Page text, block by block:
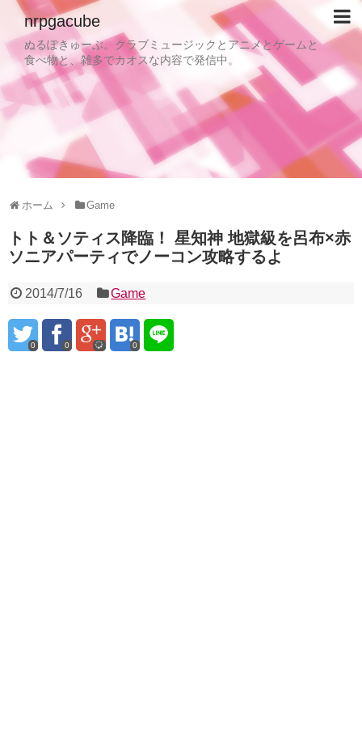
nrpgacube
ぬるぽきゅーぶ。クラブミュージックとアニメとゲームと
食べ物と、雑多でカオスな内容で発信中。
ホーム Game
トト＆ソティス降臨！ 星知神 地獄級を呂布×赤
ソニアパーティでノーコン攻略するよ
2014/7/16 Game
0 0 0